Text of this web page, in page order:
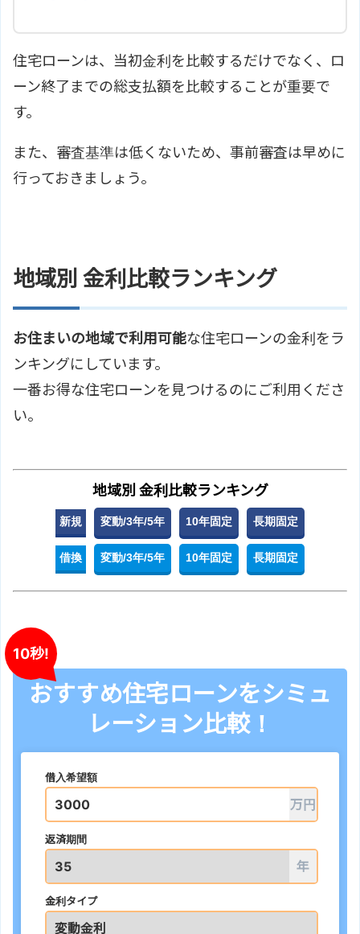
住宅ローンは、当初金利を比較するだけでなく、ロ
ーン終了までの総支払額を比較することが重要で
す。
また、審査基準は低くないため、事前審査は早めに
行っておきましょう。
地域別 金利比較ランキング
お住まいの地域で利用可能な住宅ローンの金利をラ
ンキングにしています。
一番お得な住宅ローンを見つけるのにご利用くださ
い。
地域別 金利比較ランキング
新規 変動/3年/5年 10年固定 長期固定
借換 変動/3年/5年 10年固定 長期固定
10秒!
おすすめ住宅ローンをシミュ
レーション比較！
借入希望額
万円
返済期間
年
金利タイプ